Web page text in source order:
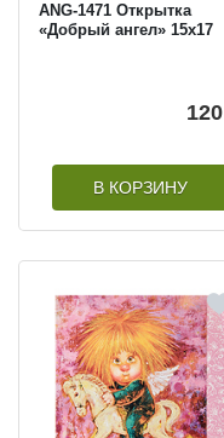
ANG-1471 Открытка
«Добрый ангел» 15х17
120
В КОРЗИНУ